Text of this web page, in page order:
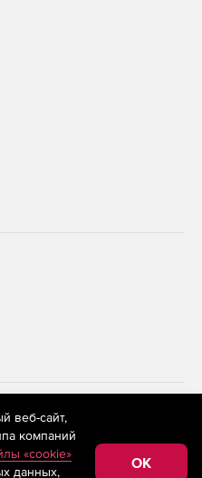
применяются
(информационные технологии
основе сбора,
относящихся к
«Интернет»,
веб-сайт,
компаний
«cookie»
данных,
OK